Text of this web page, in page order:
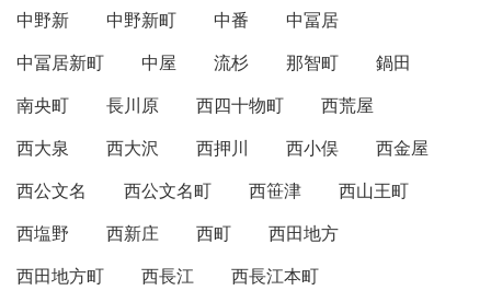
中野新
中野新町 中番
中冨居
中冨居新町
中屋 流杉 那智町
鍋田
南央町
長川原 西四十物町
西荒屋
西大泉
西大沢 西押川 西小俣
西金屋
西公文名
西公文名町 西笹津
西山王町
西塩野
西新庄 西町
西田地方
西田地方町
西長江
西長江本町